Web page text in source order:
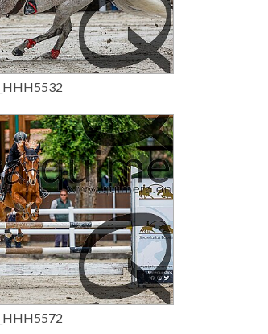
15,00 €
_HHH5532
15,00 €
_HHH5572